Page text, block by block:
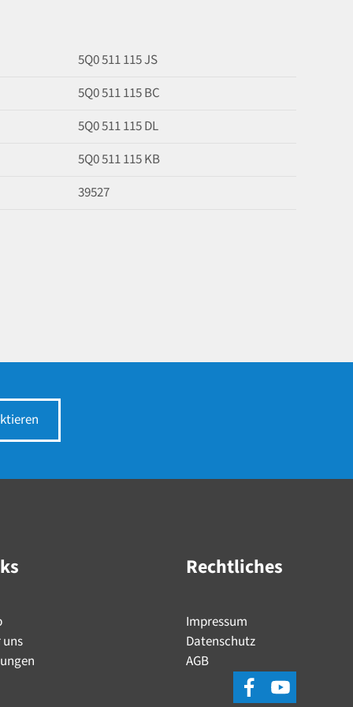
5Q0 511 115 JS
5Q0 511 115 BC
5Q0 511 115 DL
5Q0 511 115 KB
39527
uns
Rechtliches
Impressum
Datenschutz
AGB